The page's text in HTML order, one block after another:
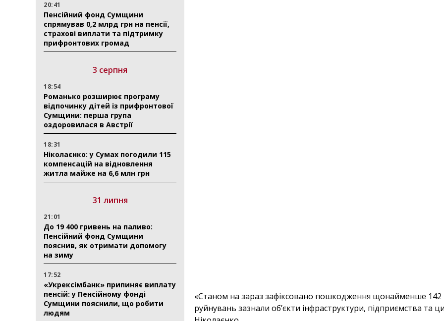
20:41
Пенсійний фонд Сумщини
спрямував 0,2 млрд грн на пенсії,
страхові виплати та підтримку
прифронтових громад
3 серпня
18:54
Романько розширює програму
відпочинку дітей із прифронтової
Сумщини: перша група
оздоровилася в Австрії
18:31
Ніколаєнко: у Сумах погодили 115
компенсацій на відновлення
житла майже на 6,6 млн грн
31 липня
21:01
До 19 400 гривень на паливо:
Пенсійний фонд Сумщини
пояснив, як отримати допомогу
на зиму
17:52
«Укрексімбанк» припиняє виплату
пенсій: у Пенсійному фонді
Сумщини пояснили, що робити
людям
«Станом на зараз зафіксовано пошкодження щонайменше 142
руйнувань зазнали об’єкти інфраструктури, підприємства та